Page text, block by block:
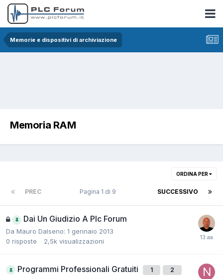
Memorie e dispositivi di archiviazione
Memoria RAM
ORDINA PER
PREC SUCCESSIVO
Pagina 1 di 9
Dai Un Giudizio A Plc Forum
Da Mauro Dalseno: 1 gennaio 2013
0 risposte 2,5k visualizzazioni
Programmi Professionali Gratuiti 1 2